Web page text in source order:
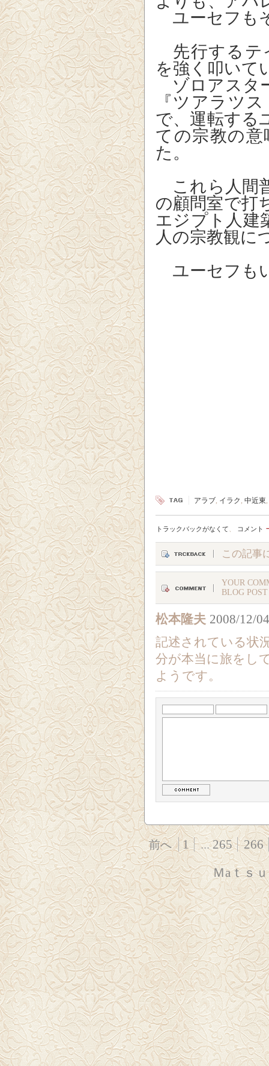
ユーセフも
先行するテ
を強く叩いて
ゾロアスタ
『ツアラツ
で、 運転する
ての宗教の
た。
これら人間
の顧問室で打
エジプト人建
人の宗教観に
ユーセフも
アラブ, イラク , 中近東,
トラックバックがなくて コメント
この記事
YOUR
BLOG POST
松本隆夫 2008/12/
記述されている状
分が本当に旅をし
ようです。
前へ 1 ... 265
266
Ｍaｔｓ